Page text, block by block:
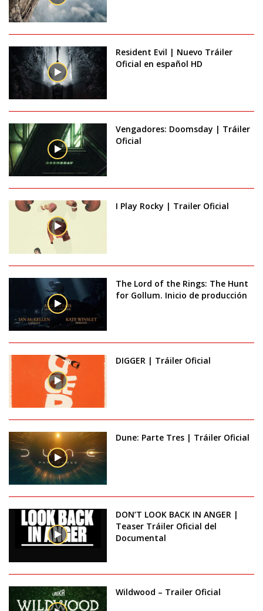
Resident Evil | Nuevo Tráiler
Oficial en español HD
Vengadores: Doomsday | Tráiler
Oficial
I Play Rocky | Trailer Oficial
The Lord of the Rings: The Hunt
for Gollum. Inicio de producción
DIGGER | Tráiler Oficial
Dune: Parte Tres | Tráiler Oficial
DON’T LOOK BACK IN ANGER |
Teaser Tráiler Oficial del
Documental
Wildwood – Trailer Oficial